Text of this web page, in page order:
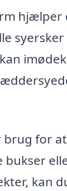
hjælper
syersker
for
bukser
kan